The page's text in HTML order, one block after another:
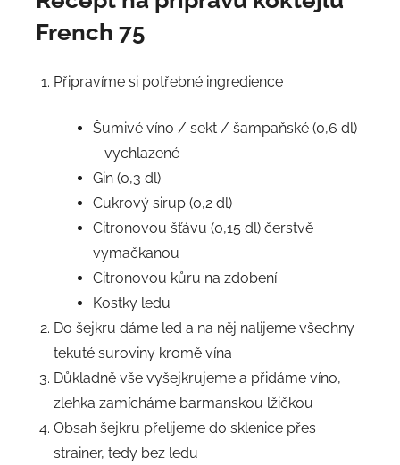
French 75
Připravíme si potřebné ingredience
Šumivé víno / sekt / šampaňské (0,6 dl)
– vychlazené
Gin (0,3 dl)
Cukrový sirup (0,2 dl)
Citronovou šťávu (0,15 dl) čerstvě
vymačkanou
Citronovou kůru na zdobení
Kostky ledu
Do šejkru dáme led a na něj nalijeme všechny
tekuté suroviny kromě vína
Důkladně vše vyšejkrujeme a přidáme víno,
zlehka zamícháme barmanskou lžičkou
Obsah šejkru přelijeme do sklenice přes
strainer, tedy bez ledu